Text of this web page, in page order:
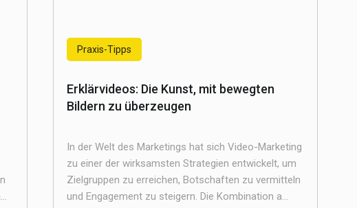
Praxis-Tipps
Erklärvideos: Die Kunst, mit bewegten
Bildern zu überzeugen
In der Welt des Marketings hat sich Video-Marketing
zu einer der wirksamsten Strategien entwickelt, um
Zielgruppen zu erreichen, Botschaften zu vermitteln
und Engagement zu steigern. Die Kombination a...